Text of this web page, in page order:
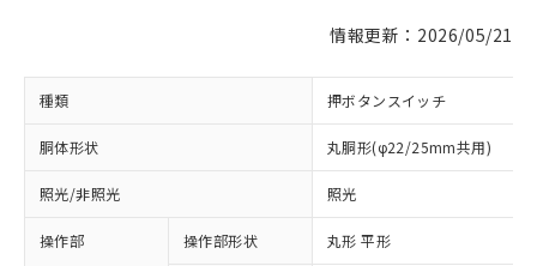
情報更新：2026/05/21
種類 押ボタンスイッチ
胴体形状 丸胴形(φ22/25mm共用)
照光/非照光 照光
操作部 操作部形状 丸形 平形